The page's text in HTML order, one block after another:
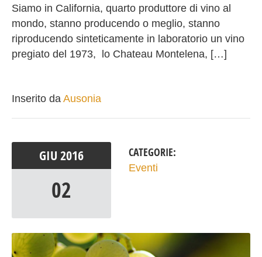
Siamo in California, quarto produttore di vino al
mondo, stanno producendo o meglio, stanno
riproducendo sinteticamente in laboratorio un vino
pregiato del 1973, lo Chateau Montelena, […]
Inserito da Ausonia
GIU 2016
02
CATEGORIE:
Eventi